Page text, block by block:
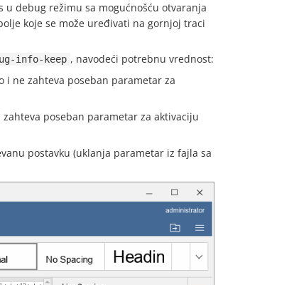
u debug režimu sa mogućnošću otvaranja
koje se može uređivati na gornjoj traci
info-keep , navodeći potrebnu vrednost:
i ne zahteva poseban parametar za
poseban parametar za aktivaciju
postavku (uklanja parametar iz fajla sa